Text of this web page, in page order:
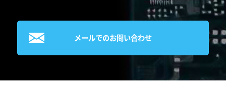
メールでのお問い合わせ